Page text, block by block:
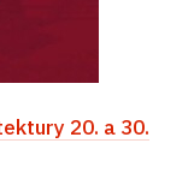
20. a 30.